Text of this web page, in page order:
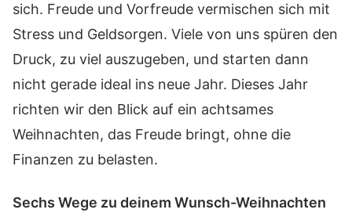
sich. Freude und Vorfreude vermischen sich mit
Stress und Geldsorgen. Viele von uns spüren den
Druck, zu viel auszugeben, und starten dann
nicht gerade ideal ins neue Jahr. Dieses Jahr
richten wir den Blick auf ein achtsames
Weihnachten, das Freude bringt, ohne die
Finanzen zu belasten.
Sechs Wege zu deinem Wunsch-Weihnachten